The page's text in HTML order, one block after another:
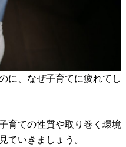
に、なぜ子育てに疲れてし
育ての性質や取り巻く環境
ていきましょう。